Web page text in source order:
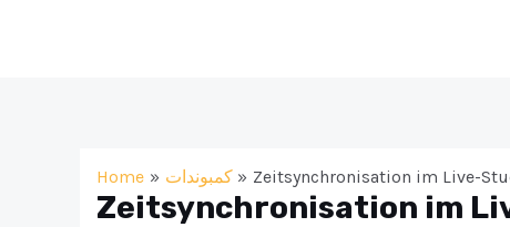
Home كمبوندات Zeitsynchronisation im Live-
Zeitsynchronisation im